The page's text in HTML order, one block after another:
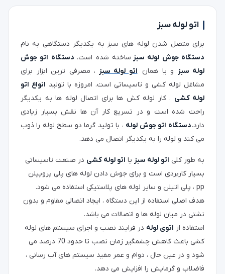
اتو لوله سبز
برای متصل شدن لوله های سبز به یکدیگر دستگاهی به نام
دستگاه جوش لوله سبز ساخته شده است. دستگاه اتو جوش
لوله سبز و یا همان اتولوله سبز ، مصرفی ترین ابزار برای
مشاغل لوله کشی و تاسیساتی است. امروزه با تولید انواع اتو
لوله کشی ، کار لوله کش ها برای اتصال لوله ها به یکدیگر
راحت شده است و در تسریع کار آن ها نقش بسیار زیادی
دارد.دستگاه اتو جوش لوله ، با تولید گرما دو سطح لوله را ذوب
می کند و لوله را به یکدیگر اتصال می دهد.
به طور کلی اتو لوله سبز یا اتو لوله کشی در صنعت تاسیساتی
بسیار کاربردی است و برای جوش دادن لوله های پلی پروپیلن
pp ، پلی اتیلن و سایر لوله های پلاستیکی استفاده می شود.
هدف اصلی استفاده از این دستگاه ، ایجاد اتصالی مقاوم و بدون
نشتی در میان لوله ها و اتصالات می باشد.
استفاده از اتوی لوله در فرایند نصب و اجرای سیستم های لوله
کشی باعث کاهش چشمگیر زمان نصب تا حدود 70 درصد می
شود و در عین حال ، دوام و عمر مفید سیستم های آب رسانی ،
فاضلاب و گرمایش را افزایش می دهد.